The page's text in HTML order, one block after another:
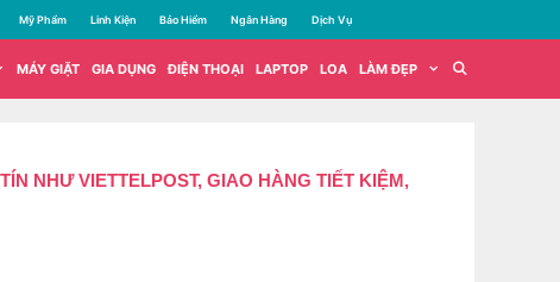
Mỹ Phẩm Linh Kiện Bảo Hiểm Ngân Hàng Dịch Vụ
MÁY GIẶT GIA DỤNG ĐIỆN THOẠI LAPTOP LOA LÀM ĐẸP
NHƯ VIETTELPOST, GIAO HÀNG TIẾT KIỆM,